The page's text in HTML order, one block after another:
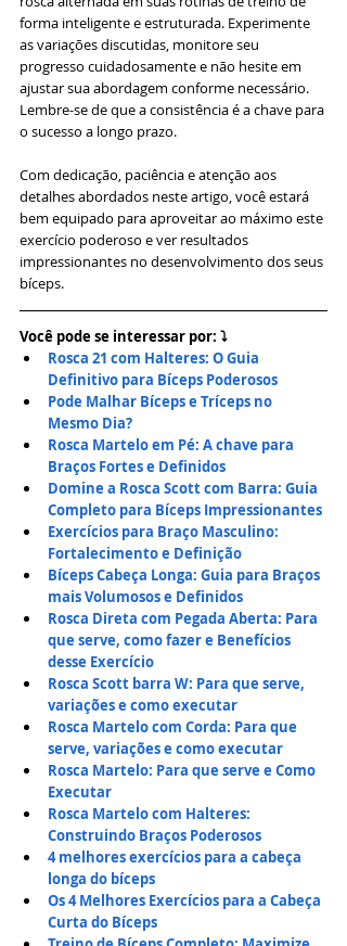
forma inteligente e estruturada. Experimente
as variações discutidas, monitore seu
progresso cuidadosamente e não hesite em
ajustar sua abordagem conforme necessário.
Lembre-se de que a consistência é a chave para
o sucesso a longo prazo.
Com dedicação, paciência e atenção aos
detalhes abordados neste artigo, você estará
bem equipado para aproveitar ao máximo este
exercício poderoso e ver resultados
impressionantes no desenvolvimento dos seus
bíceps.
Você pode se interessar por: ⤵
Rosca 21 com Halteres: O Guia
Definitivo para Bíceps Poderosos
Pode Malhar Bíceps e Tríceps no
Mesmo Dia?
Rosca Martelo em Pé: A chave para
Braços Fortes e Definidos
Domine a Rosca Scott com Barra: Guia
Completo para Bíceps Impressionantes
Exercícios para Braço Masculino:
Fortalecimento e Definição
Bíceps Cabeça Longa: Guia para Braços
mais Volumosos e Definidos
Rosca Direta com Pegada Aberta: Para
que serve, como fazer e Benefícios
desse Exercício
Rosca Scott barra W: Para que serve,
variações e como executar
Rosca Martelo com Corda: Para que
serve, variações e como executar
Rosca Martelo: Para que serve e Como
Executar
Rosca Martelo com Halteres:
Construindo Braços Poderosos
4 melhores exercícios para a cabeça
longa do bíceps
Os 4 Melhores Exercícios para a Cabeça
Curta do Bíceps